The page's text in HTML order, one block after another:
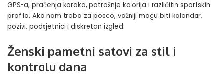
GPS-a, praćenja koraka, potrošnje kalorija i različitih sportskih
profila. Ako nam treba za posao, važniji mogu biti kalendar,
pozivi, podsjetnici i diskretan izgled.
Ženski pametni satovi za stil i
kontrolu dana